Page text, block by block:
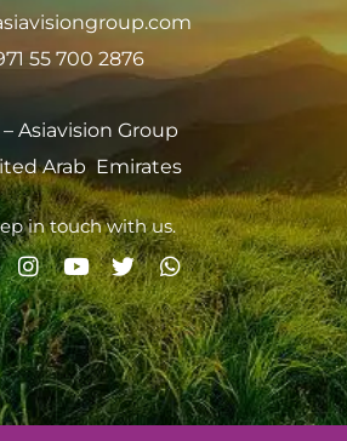
55 700 2876
– Asiavision Group
Arab Emirates
in touch with us.